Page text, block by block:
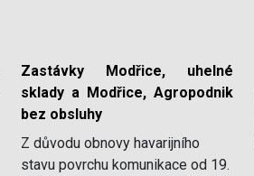
Zastávky Modřice, uhelné
sklady a Modřice, Agropodnik
bez obsluhy
Z důvodu obnovy havarijního
stavu povrchu komunikace od 19.